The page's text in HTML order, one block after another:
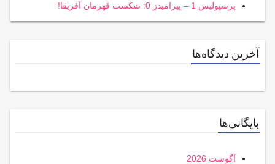
پرسپولیس 1 – پیرامیدز 0: شکست قهرمان آفریقا!
آخرین دیدگاه‌ها
بایگانی‌ها
آگوست 2026